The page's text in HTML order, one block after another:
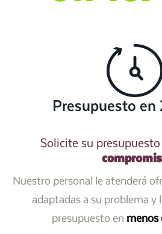
Presupuesto en
Solicite su presupuesto
Nuestro personal le atenderá
adaptadas a su problema y
presupuesto en menos